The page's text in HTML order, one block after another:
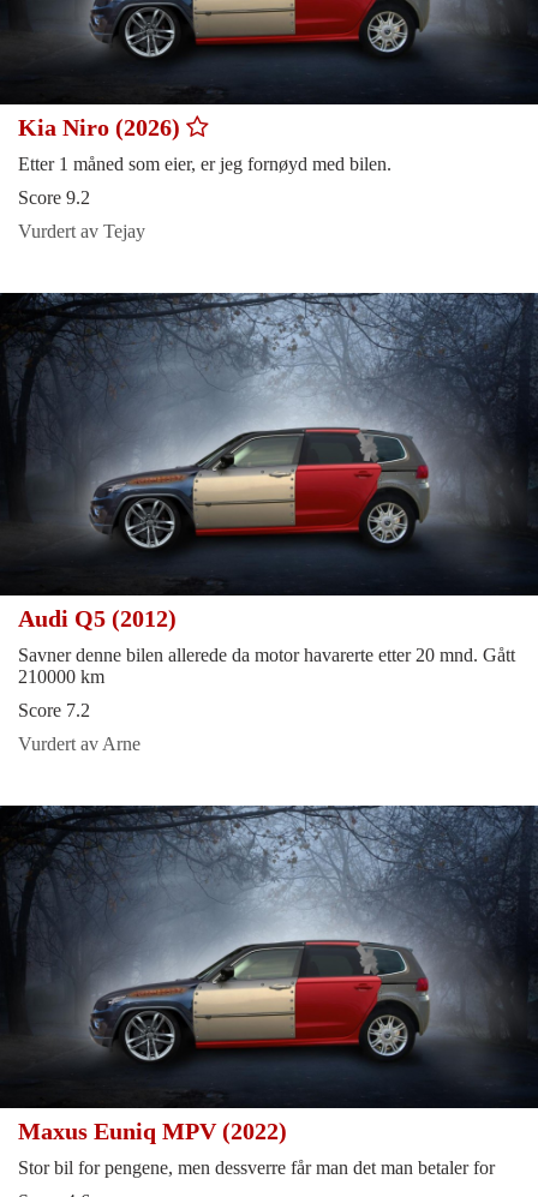
Kia Niro (2026)
Etter 1 måned som eier, er jeg fornøyd med bilen.
Score 9.2
Vurdert av Tejay
Audi Q5 (2012)
Savner denne bilen allerede da motor havarerte etter 20 mnd. Gått
210000 km
Score 7.2
Vurdert av Arne
Maxus Euniq MPV (2022)
Stor bil for pengene, men dessverre får man det man betaler for